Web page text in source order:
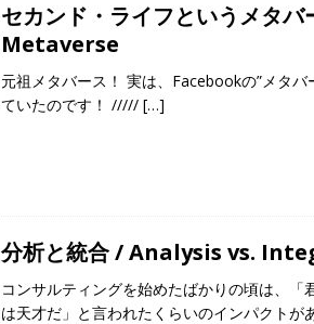
セカンド・ライフというメタ
Metaverse
元祖メタバース！ 実は、Facebookの”メタ
ていたのです！ ///// […]
分析と統合 / Analysis vs.
コンサルティングを始めたばかりの頃は、
は天才だ」と言われたくらいのインパクト